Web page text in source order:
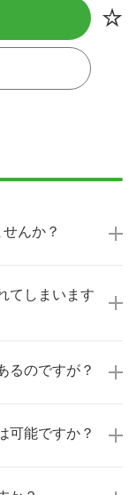
んか？
職に成功した方
場を選ばれて
てしまいます
ません！
上で、転職希
るのですが？
、どんな小さ
可能ですか？